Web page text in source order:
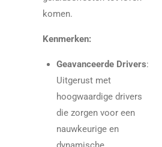
komen.
Kenmerken:
Geavanceerde Drivers:
Uitgerust met
hoogwaardige drivers
die zorgen voor een
nauwkeurige en